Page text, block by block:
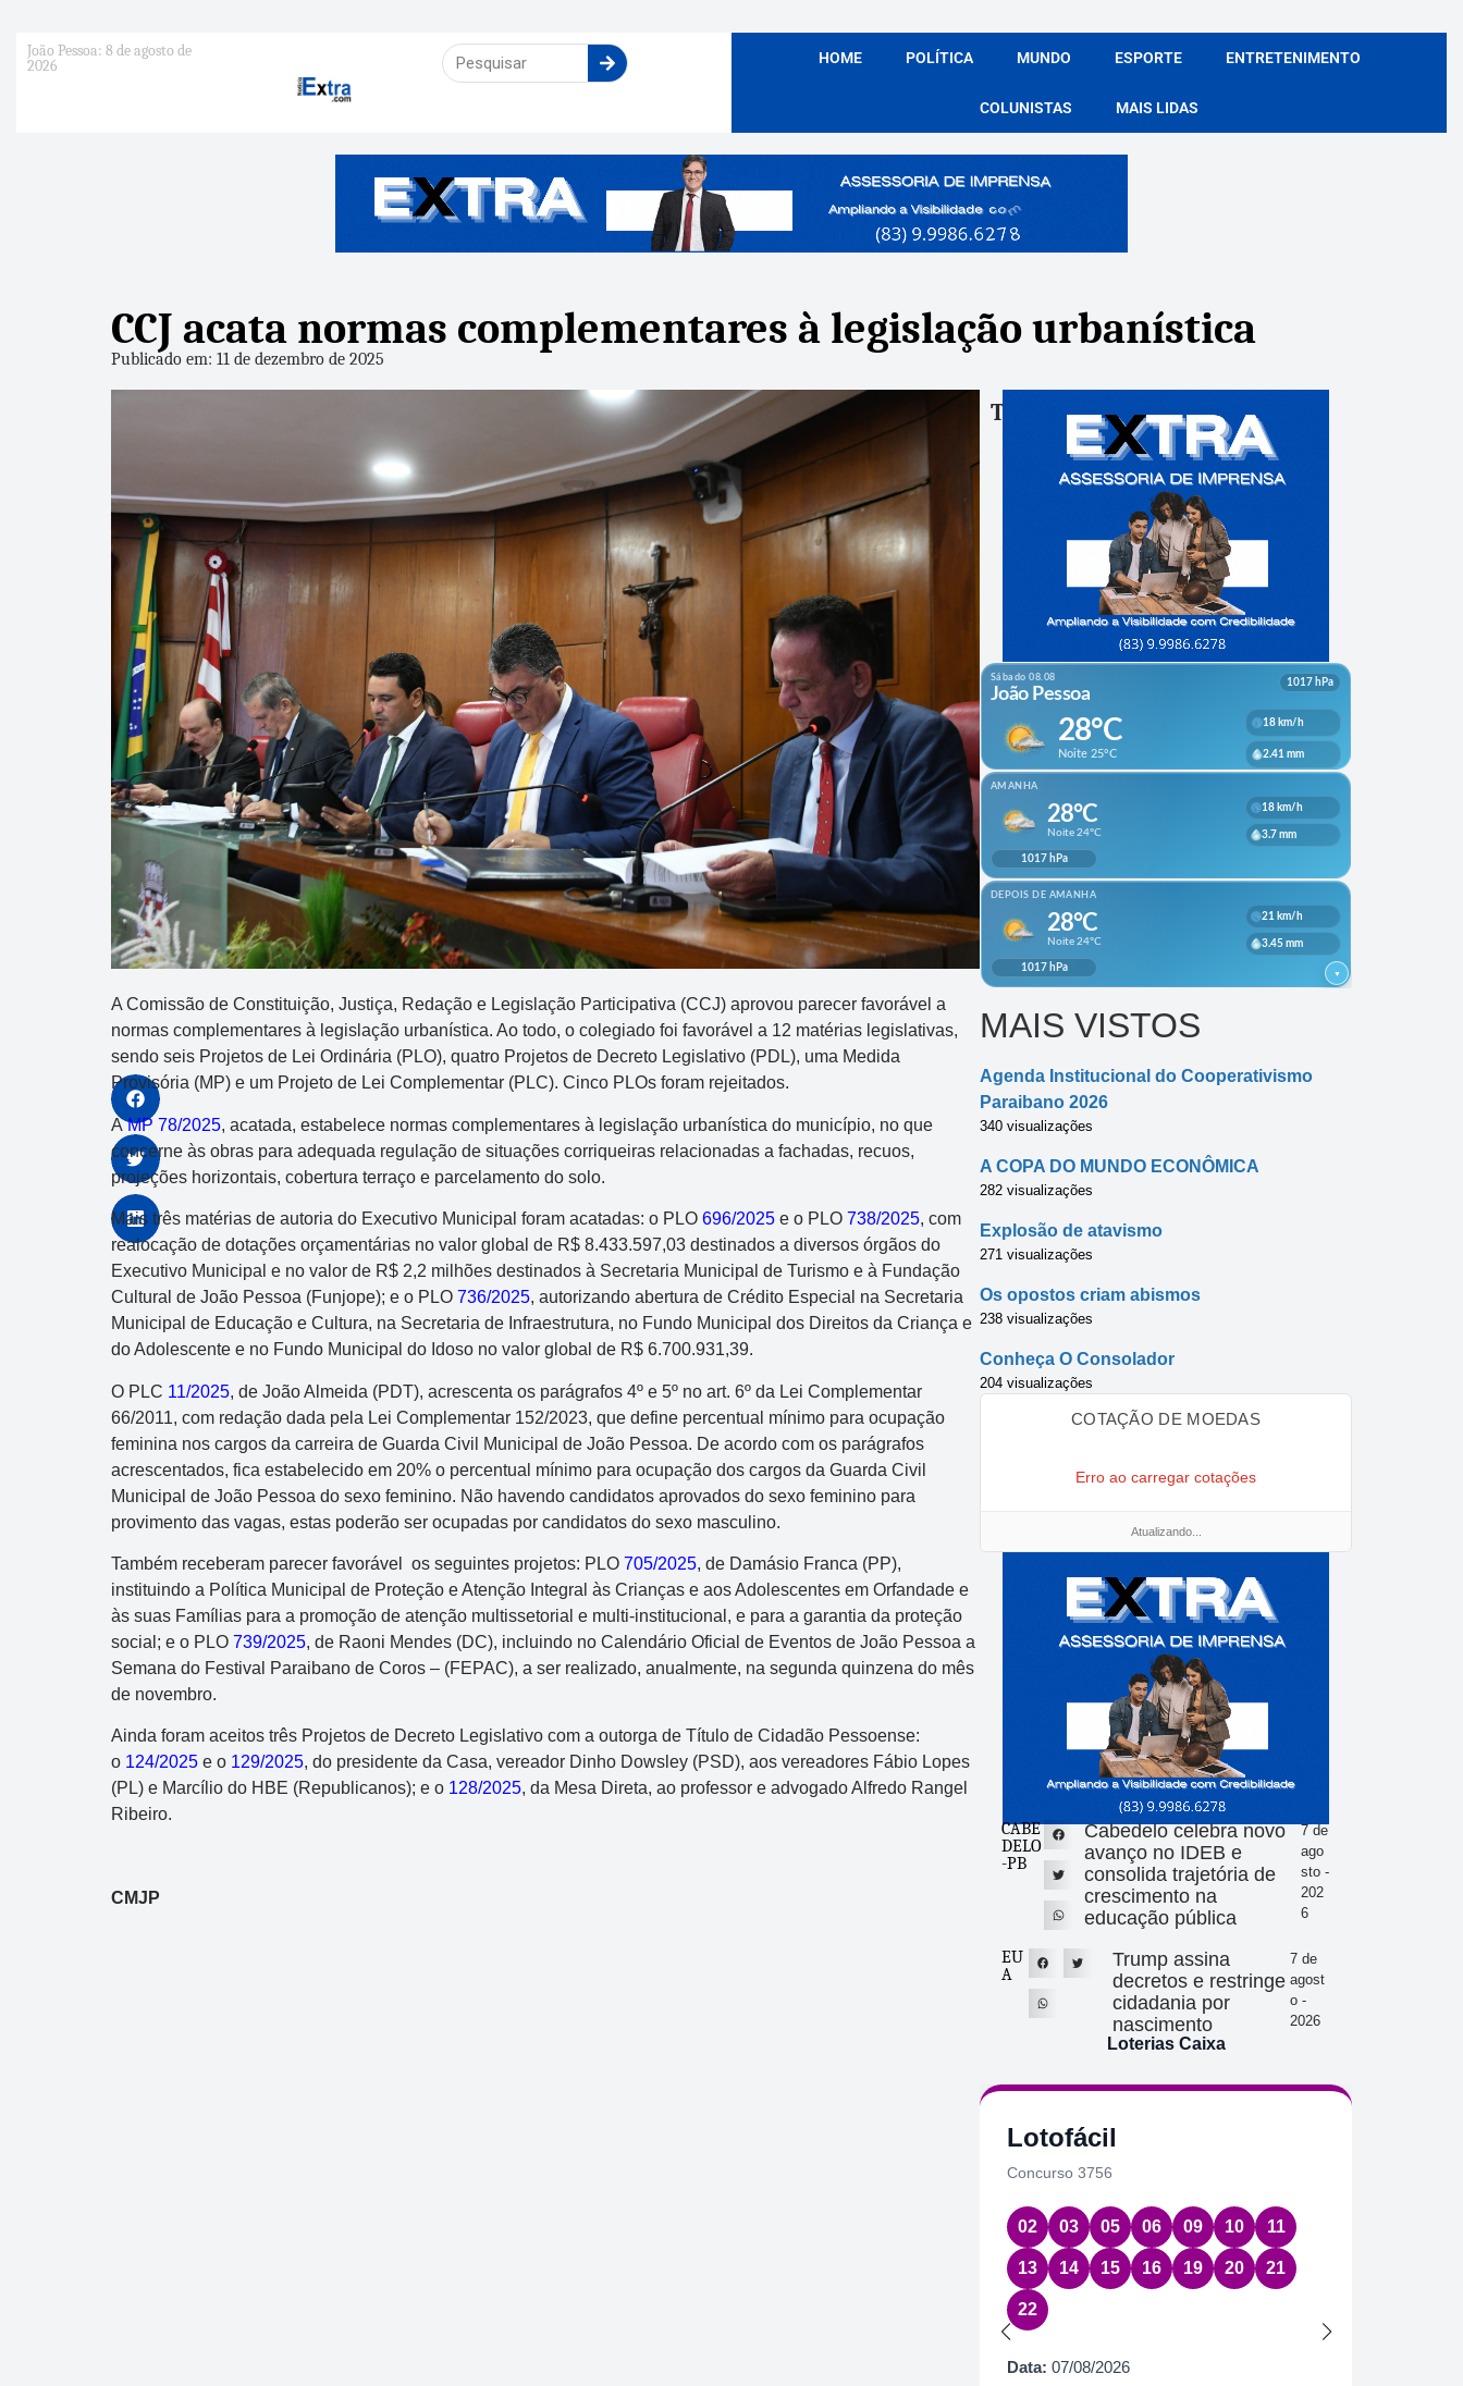
João Pessoa: 8 de agosto de
2026
HOME POLÍTICA MUNDO ESPORTE ENTRETENIMENTO
COLUNISTAS MAIS LIDAS
CCJ acata normas complementares à legislação urbanística
Publicado em: 11 de dezembro de 2025
A Comissão de Constituição, Justiça, Redação e Legislação Participativa (CCJ) aprovou parecer favorável a
normas complementares à legislação urbanística. Ao todo, o colegiado foi favorável a 12 matérias legislativas,
sendo seis Projetos de Lei Ordinária (PLO), quatro Projetos de Decreto Legislativo (PDL), uma Medida
Provisória (MP) e um Projeto de Lei Complementar (PLC). Cinco PLOs foram rejeitados.
AMP 78/2025, acatada, estabelece normas complementares à legislação urbanística do município, no que
concerne às obras para adequada regulação de situações corriqueiras relacionadas a fachadas, recuos,
projeções horizontais, cobertura terraço e parcelamento do solo.
Mais três matérias de autoria do Executivo Municipal foram acatadas: o PLO 696/2025 e o PLO 738/2025, com
realocação de dotações orçamentárias no valor global de R$ 8.433.597,03 destinados a diversos órgãos do
Executivo Municipal e no valor de R$ 2,2 milhões destinados à Secretaria Municipal de Turismo e à Fundação
Cultural de João Pessoa (Funjope); e o PLO 736/2025, autorizando abertura de Crédito Especial na Secretaria
Municipal de Educação e Cultura, na Secretaria de Infraestrutura, no Fundo Municipal dos Direitos da Criança e
do Adolescente e no Fundo Municipal do Idoso no valor global de R$ 6.700.931,39.
O PLC 11/2025, de João Almeida (PDT), acrescenta os parágrafos 4º e 5º no art. 6º da Lei Complementar
66/2011, com redação dada pela Lei Complementar 152/2023, que define percentual mínimo para ocupação
feminina nos cargos da carreira de Guarda Civil Municipal de João Pessoa. De acordo com os parágrafos
acrescentados, fica estabelecido em 20% o percentual mínimo para ocupação dos cargos da Guarda Civil
Municipal de João Pessoa do sexo feminino. Não havendo candidatos aprovados do sexo feminino para
provimento das vagas, estas poderão ser ocupadas por candidatos do sexo masculino.
Também receberam parecer favorável os seguintes projetos: PLO 705/2025, de Damásio Franca (PP),
instituindo a Política Municipal de Proteção e Atenção Integral às Crianças e aos Adolescentes em Orfandade e
às suas Famílias para a promoção de atenção multissetorial e multi-institucional, e para a garantia da proteção
social; e o PLO 739/2025, de Raoni Mendes (DC), incluindo no Calendário Oficial de Eventos de João Pessoa a
Semana do Festival Paraibano de Coros – (FEPAC), a ser realizado, anualmente, na segunda quinzena do mês
de novembro.
Ainda foram aceitos três Projetos de Decreto Legislativo com a outorga de Título de Cidadão Pessoense:
o 124/2025 e o 129/2025, do presidente da Casa, vereador Dinho Dowsley (PSD), aos vereadores Fábio Lopes
(PL) e Marcílio do HBE (Republicanos); e o 128/2025, da Mesa Direta, ao professor e advogado Alfredo Rangel
Ribeiro.
CMJP
Tags:Compartile:
MAIS VISTOS
Agenda Institucional do Cooperativismo
Paraibano 2026
340 visualizações
A COPA DO MUNDO ECONÔMICA
282 visualizações
Explosão de atavismo
271 visualizações
Os opostos criam abismos
238 visualizações
Conheça O Consolador
204 visualizações
COTAÇÃO DE MOEDAS
Erro ao carregar cotações
Atualizando...
CABE
DELO
-PB
Cabedelo celebra novo
avanço no IDEB e
consolida trajetória de
crescimento na
educação pública
7 de
ago
sto -
202
6
EU
A
Trump assina
decretos e restringe
cidadania por
nascimento
7 de
agost
o -
2026
Loterias Caixa
Lotofácil
Concurso 3756
02 03 05 06 09 10 11
13 14 15 16 19 20 21
22
Data: 07/08/2026